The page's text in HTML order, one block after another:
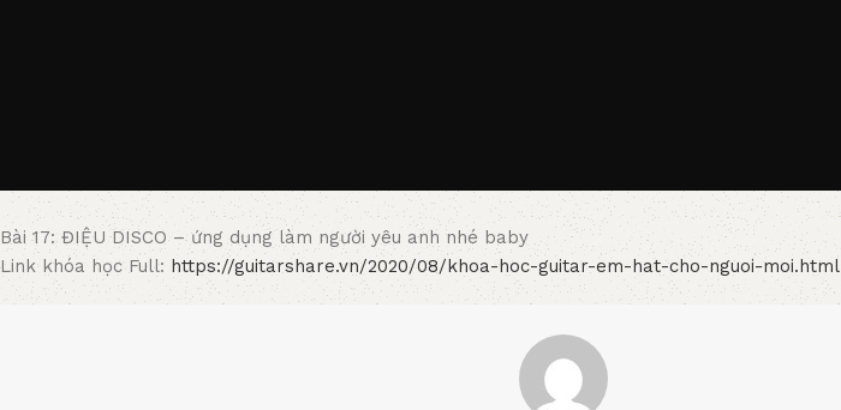
Bài 17: ĐIỆU DISCO – ứng dụng làm người yêu anh nhé baby
Link khóa học Full: https://guitarshare.vn/2020/08/khoa-hoc-guitar-em-hat-cho-nguoi-moi.html